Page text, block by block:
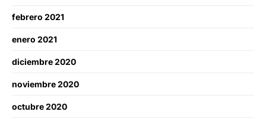
febrero 2021
enero 2021
diciembre 2020
noviembre 2020
octubre 2020